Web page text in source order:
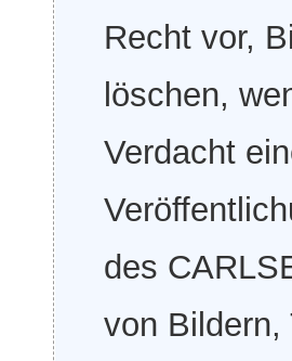
Recht vor,
löschen,
Verdacht
des
von Bildern,